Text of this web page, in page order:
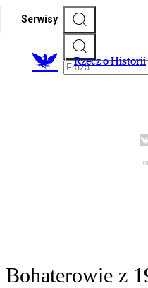
Serwisy
Rzecz o Historii
Bohaterowie z